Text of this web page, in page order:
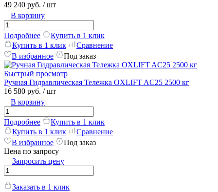
49 240 руб. / шт
В корзину
Подробнее
Купить в 1 клик
Купить в 1 клик
Сравнение
В избранное
Под заказ
Быстрый просмотр
Ручная Гидравлическая Тележка OXLIFT AC25 2500 кг
16 580 руб. / шт
В корзину
Подробнее
Купить в 1 клик
Купить в 1 клик
Сравнение
В избранное
Под заказ
Цена по запросу
Запросить цену
Заказать в 1 клик